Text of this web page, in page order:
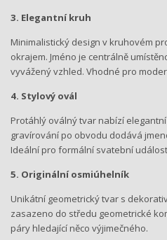
3. Elegantní kruh
Minimalistický design v kruhovém
okrajem. Jméno je centrálně
vyvážený vzhled. Vhodné pro
4. Stylový ovál
Protáhlý oválný tvar nabízí
gravírování po obvodu dodává
Ideální pro formální svatební
5. Originální osmiúhelník
Unikátní geometrický tvar s
zasazeno do středu geometrické
páry hledající něco výjimečného.